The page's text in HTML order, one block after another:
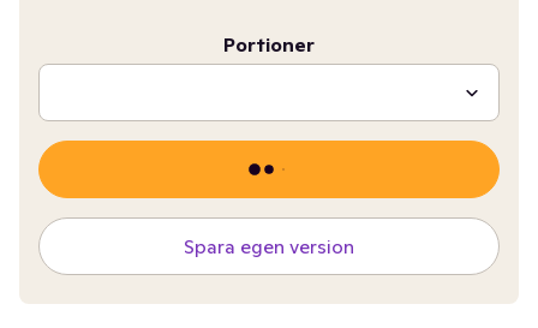
Portioner
Spara egen version